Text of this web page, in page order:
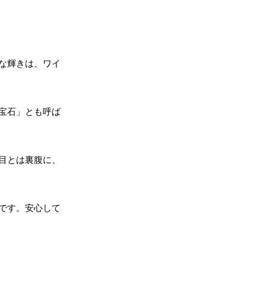
輝きは、ワイ
石」とも呼ば
とは裏腹に、
す。安心して